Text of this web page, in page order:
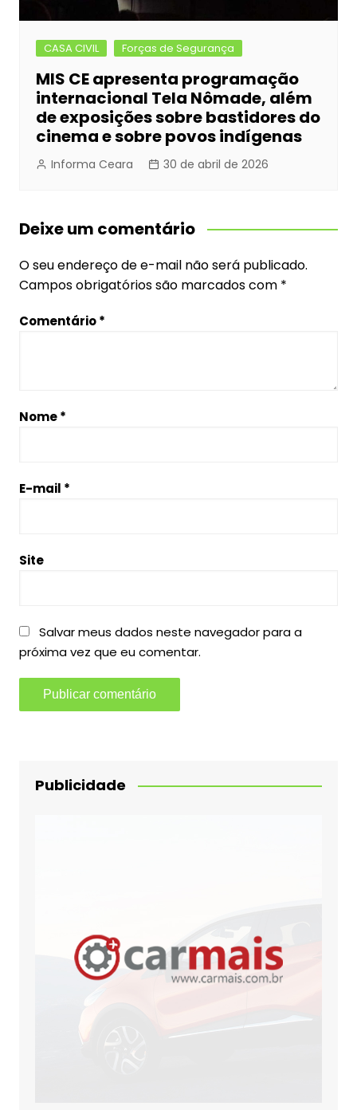
CASA CIVIL Forças de Segurança
MIS CE apresenta programação
internacional Tela Nômade, além
de exposições sobre bastidores do
cinema e sobre povos indígenas
Informa Ceara 30 de abril de 2026
Deixe um comentário
O seu endereço de e-mail não será publicado.
Campos obrigatórios são marcados com *
Comentário*
Nome*
E-mail *
Site
Salvar meus dados neste navegador para a
próxima vez que eu comentar.
Publicidade